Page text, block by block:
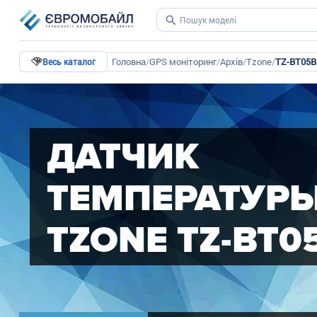
Весь каталог Головна/GPS моніторинг/Архів/Tzone/TZ-BT05B
ДАТЧИК
TZONE TZ-